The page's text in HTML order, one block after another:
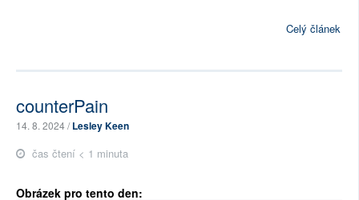
Celý článek
counterPain
14. 8. 2024 /Lesley Keen
čas čtení < 1 minuta
Obrázek pro tento den: